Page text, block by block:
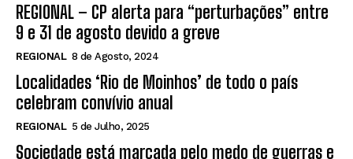
REGIONAL – CP alerta para “perturbações” entre
9 e 31 de agosto devido a greve
REGIONAL 8 de Agosto, 2024
Localidades ‘Rio de Moinhos’ de todo o país
celebram convívio anual
REGIONAL 5 de Julho, 2025
Sociedade está marcada pelo medo de guerras e